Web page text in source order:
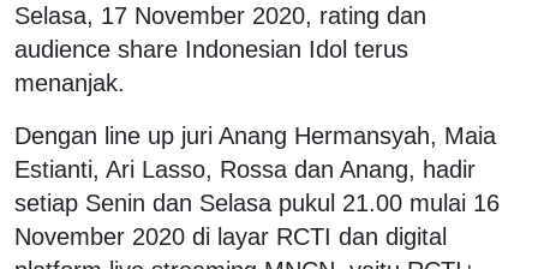
Selasa, 17 November 2020, rating dan
audience share Indonesian Idol terus
menanjak.
Dengan line up juri Anang Hermansyah, Maia
Estianti, Ari Lasso, Rossa dan Anang, hadir
setiap Senin dan Selasa pukul 21.00 mulai 16
November 2020 di layar RCTI dan digital